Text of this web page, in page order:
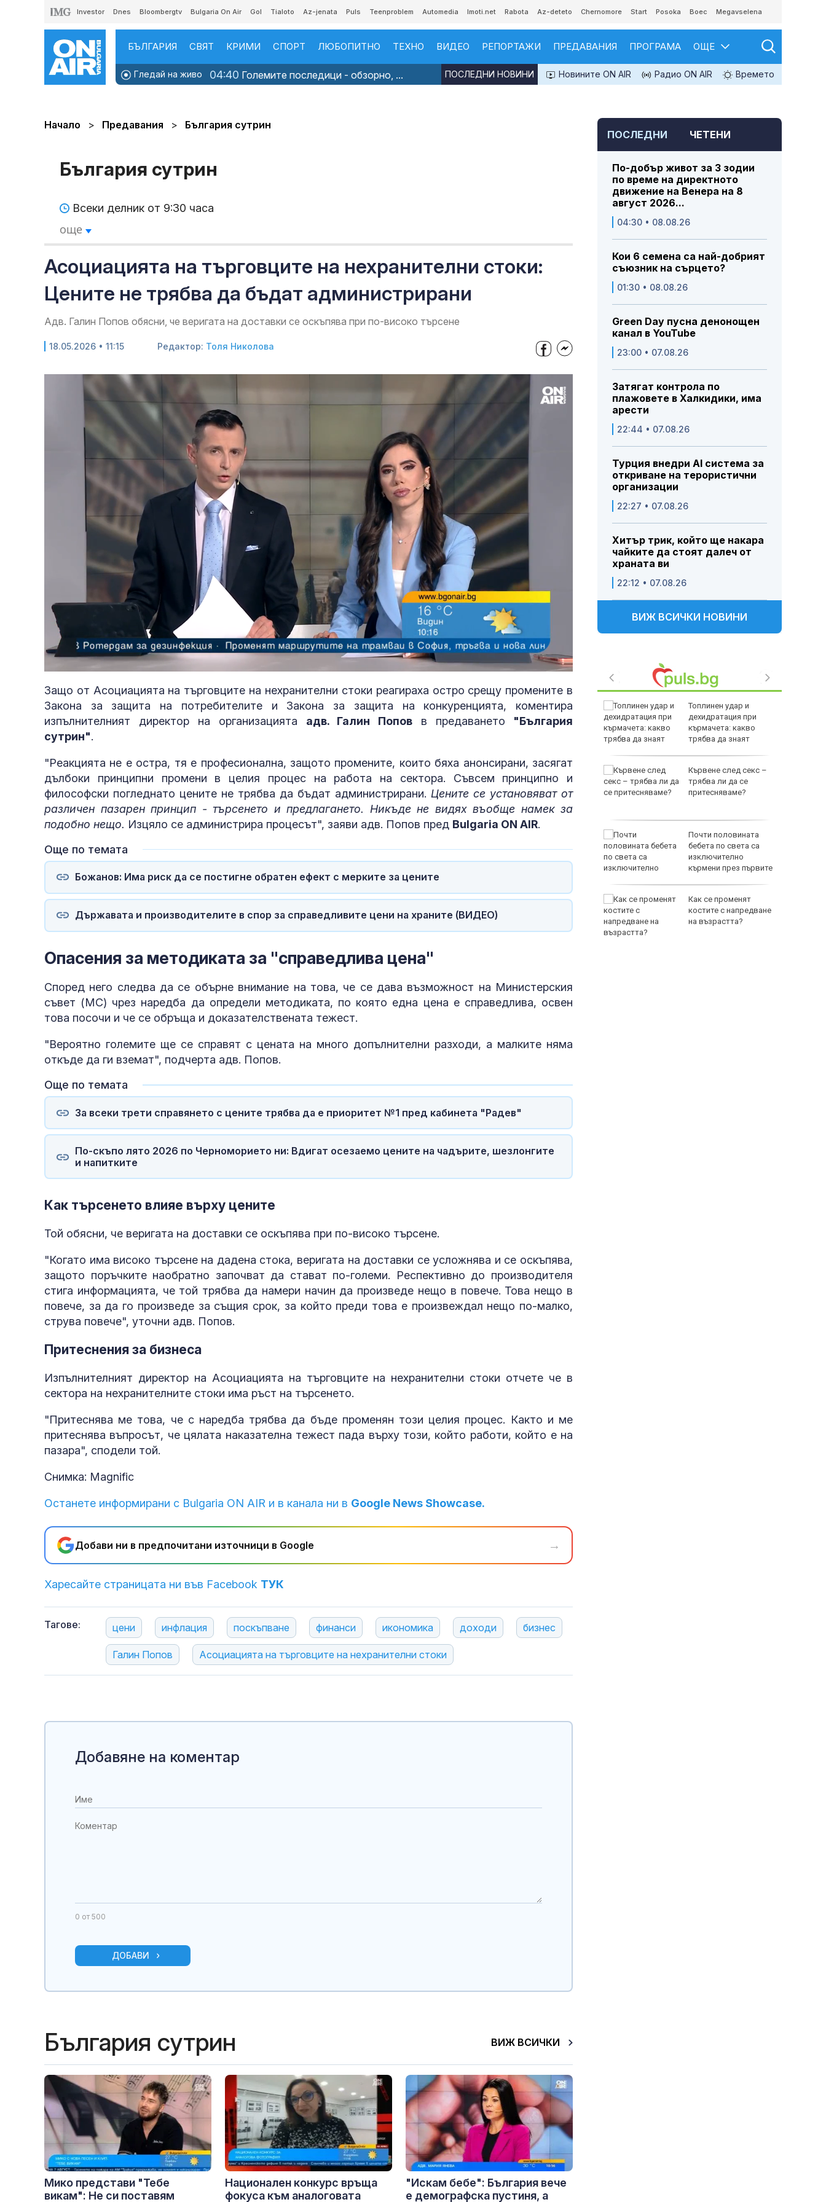
Investor Dnes Bloombergtv Bulgaria On Air Gol Tialoto Az-jenata Puls Teenproblem Automedia Imoti.net Rabota Az-deteto Chernomore Start Posoka Boec Megavselena
БЪЛГАРИЯ СВЯТ КРИМИ СПОРТ ЛЮБОПИТНО ТЕХНО ВИДЕО РЕПОРТАЖИ ПРЕДАВАНИЯ ПРОГРАМА ОЩЕ
Гледай на живо 04:40 Големите последици - обзорно, ... Новините ON AIR Радио ON AIR Времето
ПОСЛЕДНИ НОВИНИ
Начало Предавания България сутрин
България сутрин
Всеки делник от 9:30 часа
още
Асоциацията на търговците на нехранителни стоки:
Цените не трябва да бъдат администрирани
Адв. Галин Попов обясни, че веригата на доставки се оскъпява при по-високо търсене
18.05.2026 • 11:15 Редактор: Толя Николова
Защо от Асоциацията на търговците на нехранителни стоки реагираха остро срещу промените в
Закона за защита на потребителите и Закона за защита на конкуренцията, коментира
изпълнителният директор на организацията адв. Галин Попов в предаването "България
сутрин".
"Реакцията не е остра, тя е професионална, защото промените, които бяха анонсирани, засягат
дълбоки принципни промени в целия процес на работа на сектора. Съвсем принципно и
философски погледнато цените не трябва да бъдат администрирани. Цените се установяват от
различен пазарен принцип - търсенето и предлагането. Никъде не видях въобще намек за
подобно нещо. Изцяло се администрира процесът", заяви адв. Попов пред Bulgaria ON AIR.
Още по темата
Божанов: Има риск да се постигне обратен ефект с мерките за цените
Държавата и производителите в спор за справедливите цени на храните (ВИДЕО)
Опасения за методиката за "справедлива цена"
Според него следва да се обърне внимание на това, че се дава възможност на Министерския
съвет (МС) чрез наредба да определи методиката, по която една цена е справедлива, освен
това посочи и че се обръща и доказателствената тежест.
"Вероятно големите ще се справят с цената на много допълнителни разходи, а малките няма
откъде да ги вземат", подчерта адв. Попов.
Още по темата
За всеки трети справянето с цените трябва да е приоритет №1 пред кабинета "Радев"
По-скъпо лято 2026 по Черноморието ни: Вдигат осезаемо цените на чадърите, шезлонгите
и напитките
Как търсенето влияе върху цените
Той обясни, че веригата на доставки се оскъпява при по-високо търсене.
"Когато има високо търсене на дадена стока, веригата на доставки се усложнява и се оскъпява,
защото поръчките наобратно започват да стават по-големи. Респективно до производителя
стига информацията, че той трябва да намери начин да произведе нещо в повече. Това нещо в
повече, за да го произведе за същия срок, за който преди това е произвеждал нещо по-малко,
струва повече", уточни адв. Попов.
Притеснения за бизнеса
Изпълнителният директор на Асоциацията на търговците на нехранителни стоки отчете че в
сектора на нехранителните стоки има ръст на търсенето.
"Притеснява ме това, че с наредба трябва да бъде променян този целия процес. Както и ме
притеснява въпросът, че цялата наказателна тежест пада върху този, който работи, който е на
пазара", сподели той.
Снимка: Magnific
Останете информирани с Bulgaria ON AIR и в канала ни в Google News Showcase.
Добави ни в предпочитани източници в Google →
Харесайте страницата ни във Facebook ТУК
Тагове: цени инфлация поскъпване финанси икономика доходи бизнес
Галин Попов Асоциацията на търговците на нехранителни стоки
ПОСЛЕДНИ ЧЕТЕНИ
По-добър живот за 3 зодии
по време на директното
движение на Венера на 8
август 2026...
04:30 • 08.08.26
Кои 6 семена са най-добрият
съюзник на сърцето?
01:30 • 08.08.26
Green Day пусна денонощен
канал в YouTube
23:00 • 07.08.26
Затягат контрола по
плажовете в Халкидики, има
арести
22:44 • 07.08.26
Турция внедри AI система за
откриване на терористични
организации
22:27 • 07.08.26
Хитър трик, който ще накара
чайките да стоят далеч от
храната ви
22:12 • 07.08.26
ВИЖ ВСИЧКИ НОВИНИ
Страната ни се
позиционира като
дестинация за
Една от 36: На
Острова се продава
Lada Niva уникат за 22
хил. паунда
Левски победи
Топлинен удар и
дехидратация при
кърмачета: какво
трябва да знаят
Кървене след секс –
трябва ли да се
притесняваме?
Почти половината
бебета по света са
изключително
кърмени през първите
Как се променят
костите с напредване
на възрастта?
Добавяне на коментар
0 от 500
ДОБАВИ
България сутрин ВИЖ ВСИЧКИ
Мико представи "Тебе
викам": Не си поставям
Национален конкурс връща
фокуса към аналоговата
"Искам бебе": България вече
е демографска пустиня, а